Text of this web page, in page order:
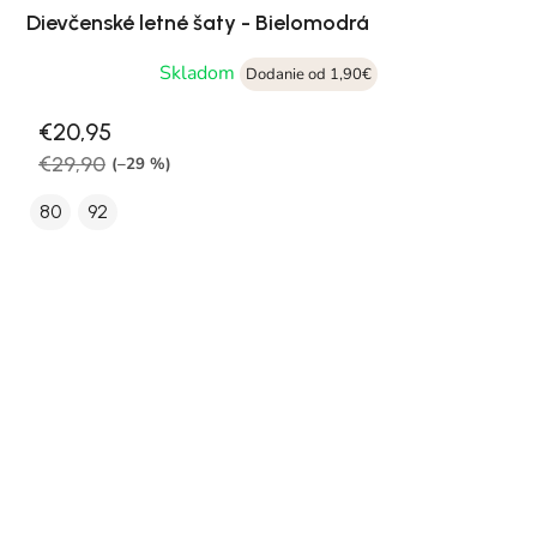
Dievčenské letné šaty - Bielomodrá
Skladom
Dodanie od 1,90€
€20,95
€29,90 (–29 %)
80 92